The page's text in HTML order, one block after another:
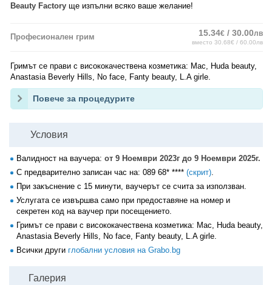
Beauty Factory ще изпълни всяко ваше желание!
Професионален грим 15.34€ / 30.00лв
вместо 30.68€ / 60.00лв
Гримът се прави с висококачествена козметика: Mac, Huda beauty,
Anastasia Beverly Hills, No face, Fanty beauty, L.A girle.
Повече за процедурите
Условия
Валидност на ваучера: от 9 Ноември 2023г до 9 Ноември 2025г.
С предварително записан час на: 089 68* **** (скрит).
При закъснение с 15 минути, ваучерът се счита за използван.
Услугата се извършва само при предоставяне на номер и
секретен код на ваучер при посещението.
Гримът се прави с висококачествена козметика: Mac, Huda beauty,
Anastasia Beverly Hills, No face, Fanty beauty, L.A girle.
Всички други глобални условия на Grabo.bg
Галерия